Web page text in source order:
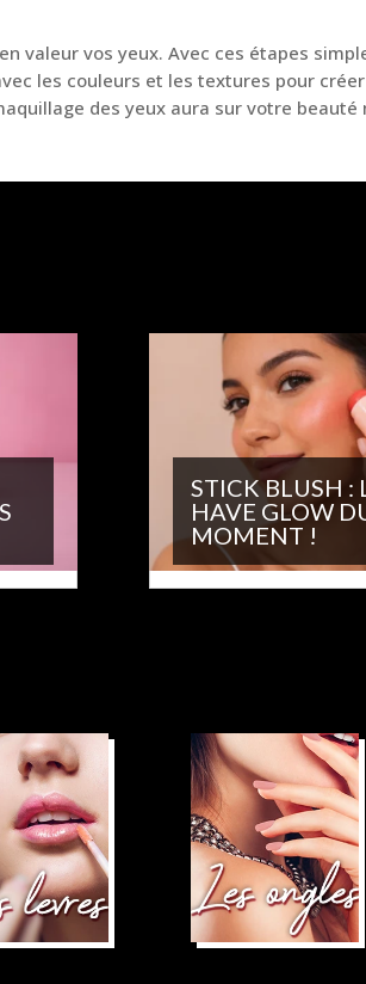
valeur vos yeux. Avec ces étapes
les couleurs et les textures pour
des yeux aura sur votre beauté
STICK BLUSH :
HAVE GLOW
MOMENT !